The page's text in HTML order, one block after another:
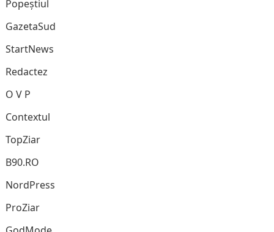
Popeștiul
GazetaSud
StartNews
Redactez
O V P
Contextul
TopZiar
B90.RO
NordPress
ProZiar